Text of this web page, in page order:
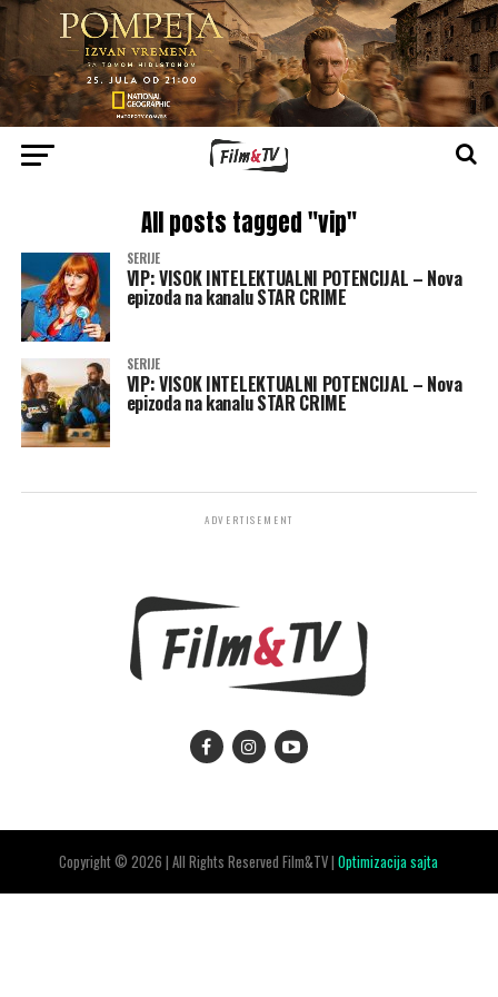
All posts tagged "vip"
SERIJE
VIP: VISOK INTELEKTUALNI POTENCIJAL – Nova
epizoda na kanalu STAR CRIME
SERIJE
VIP: VISOK INTELEKTUALNI POTENCIJAL – Nova
epizoda na kanalu STAR CRIME
ADVERTISEMENT
Copyright © 2026 | All Rights Reserved Film&TV |Optimizacija sajta